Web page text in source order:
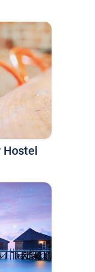
Hostel